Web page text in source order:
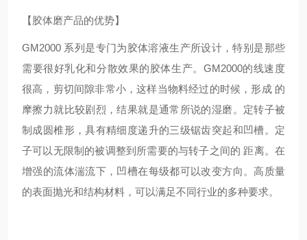
【胶体磨产品的优势】
GM2000 系列是专门为胶体溶液生产所设计，特别是那些
需要很好乳化和分散效果的胶体生产。 GM2000的线速度
很高，剪切间隙非常小，这样当物料经过的时候，形成 的
摩擦力就比较剧烈，结果就是通常所说的湿磨。定转子被
制成圆椎形，具有精细度递升的三级锯齿突起和凹槽。定
子可以无限制的被调整到所需要的与转子之间的 距离。在
增强的流体湍流下，凹槽在每级都可以改变方向。高质量
的表面抛光和结构材料，可以满足不同行业的多种要求。